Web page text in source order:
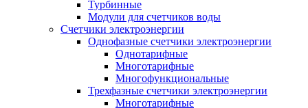
Турбинные
Модули для счетчиков воды
Счетчики электроэнергии
Однофазные счетчики электроэнергии
Однотарифные
Многотарифные
Многофункциональные
Трехфазные счетчики электроэнергии
Многотарифные